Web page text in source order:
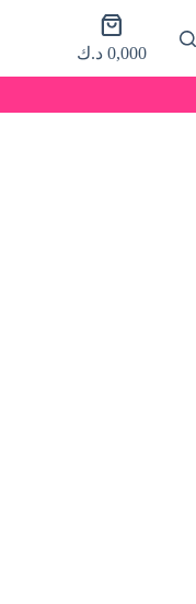
عربة
التسوق0,000 د.ك